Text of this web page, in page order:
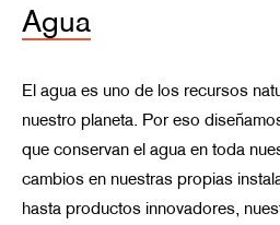
Agua
El agua es uno de los recursos
nuestro planeta. Por eso
que conservan el agua en toda
cambios en nuestras propias
hasta productos innovadores,